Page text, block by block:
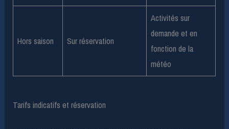
Hors saison Sur réservation
Activités sur
demande et en
fonction de la
météo
Tarifs indicatifs et réservation